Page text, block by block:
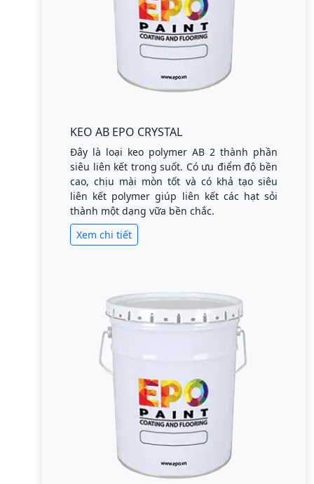
KEO AB EPO CRYSTAL
Đây là loại keo polymer AB 2 thành phần
siêu liên kết trong suốt. Có ưu điểm độ bền
cao, chịu mài mòn tốt và có khả tạo siêu
liên kết polymer giúp liên kết các hạt sỏi
thành một dạng vữa bền chắc.
Xem chi tiết